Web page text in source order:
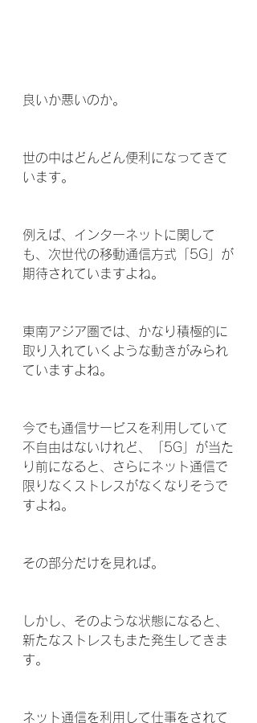
良いか悪いのか。
世の中はどんどん便利になってきて
います。
例えば、インターネットに関して
も、次世代の移動通信方式「5G」が
期待されていますよね。
東南アジア圏では、かなり積極的に
取り入れていくような動きがみられ
ていますよね。
今でも通信サービスを利用していて
不自由はないけれど、「5G」が当た
り前になると、さらにネット通信で
限りなくストレスがなくなりそうで
すよね。
その部分だけを見れば。
しかし、そのような状態になると、
新たなストレスもまた発生してきま
す。
ネット通信を利用して仕事をされて